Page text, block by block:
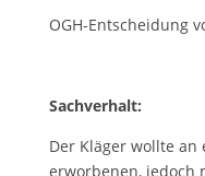
OGH-Entscheidung
Sachverhalt:
Der Kläger wollte
erworbenen, jedoch